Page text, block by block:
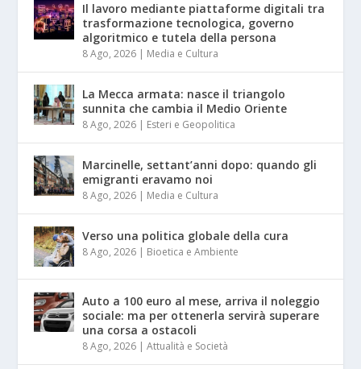
Il lavoro mediante piattaforme digitali tra
trasformazione tecnologica, governo
algoritmico e tutela della persona
8 Ago, 2026 | Media e Cultura
La Mecca armata: nasce il triangolo
sunnita che cambia il Medio Oriente
8 Ago, 2026 | Esteri e Geopolitica
Marcinelle, settant’anni dopo: quando gli
emigranti eravamo noi
8 Ago, 2026 | Media e Cultura
Verso una politica globale della cura
8 Ago, 2026 | Bioetica e Ambiente
Auto a 100 euro al mese, arriva il noleggio
sociale: ma per ottenerla servirà superare
una corsa a ostacoli
8 Ago, 2026 |Attualità e Società